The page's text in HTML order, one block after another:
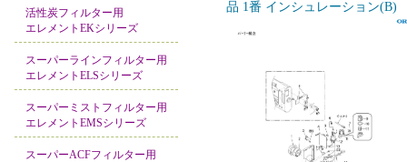
活性炭フィルター用
エレメントEKシリーズ
スーパーラインフィルター用
エレメントELSシリーズ
スーパーミストフィルター用
エレメントEMSシリーズ
スーパーACFフィルター用
品 1番 インシュレーション(B)